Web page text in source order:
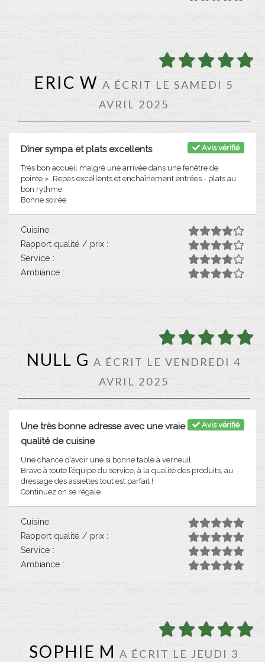
ERIC W A ÉCRIT LE SAMEDI 5
AVRIL 2025
Avis vérifié
Dîner sympa et plats excellents
Très bon accueil malgré une arrivée dans une fenêtre de
pointe ». Repas excellents et enchaînement entrées - plats au
bon rythme.
Bonne soirée
Cuisine :
Rapport qualité / prix :
Service :
Ambiance :
NULL G A ÉCRIT LE VENDREDI 4
AVRIL 2025
Avis vérifié
Une très bonne adresse avec une vraie
qualité de cuisine
Une chance d’avoir une si bonne table à verneuil
Bravo à toute l’équipe du service, à la qualité des produits, au
dressage des assiettes tout est parfait !
Continuez on se régale
Cuisine :
Rapport qualité / prix :
Service :
Ambiance :
SOPHIE M A ÉCRIT LE JEUDI 3